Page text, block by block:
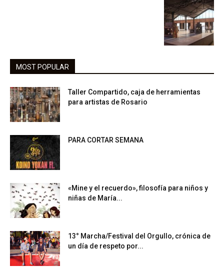
MOST POPULAR
Taller Compartido, caja de herramientas
para artistas de Rosario
PARA CORTAR SEMANA
«Mine y el recuerdo», filosofía para niños y
niñas de María...
13° Marcha/Festival del Orgullo, crónica de
un día de respeto por...